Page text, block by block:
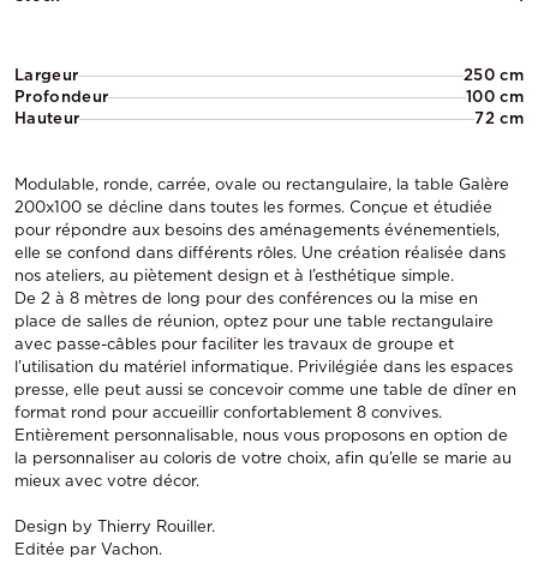
Largeur
250 cm
Profondeur
100 cm
Hauteur
72 cm
Modulable, ronde, carrée, ovale ou rectangulaire, la table Galère
200x100 se décline dans toutes les formes. Conçue et étudiée
pour répondre aux besoins des aménagements événementiels,
elle se confond dans différents rôles. Une création réalisée dans
nos ateliers, au piètement design et à l’esthétique simple.
De 2 à 8 mètres de long pour des conférences ou la mise en
place de salles de réunion, optez pour une table rectangulaire
avec passe-câbles pour faciliter les travaux de groupe et
l’utilisation du matériel informatique. Privilégiée dans les espaces
presse, elle peut aussi se concevoir comme une table de dîner en
format rond pour accueillir confortablement 8 convives.
Entièrement personnalisable, nous vous proposons en option de
la personnaliser au coloris de votre choix, afin qu’elle se marie au
mieux avec votre décor.
Design by Thierry Rouiller.
Editée par Vachon.